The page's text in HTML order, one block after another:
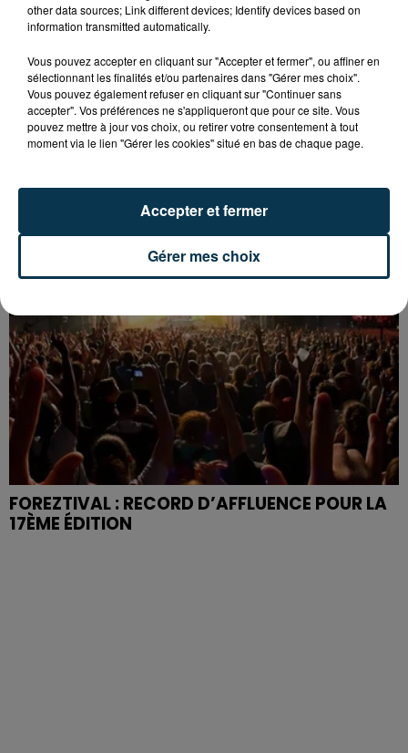
UN CASTING POUR "N’OUBLIEZ PAS LES
FOREZTIVAL : RECORD D’AFFLUENCE POUR LA
17ÈME ÉDITION
other data sources; Link different devices; Identify devices based on
information transmitted automatically.
Vous pouvez accepter en cliquant sur "Accepter et fermer", ou affiner en
sélectionnant les finalités et/ou partenaires dans "Gérer mes choix".
Vous pouvez également refuser en cliquant sur "Continuer sans
accepter". Vos préférences ne s'appliqueront que pour ce site. Vous
pouvez mettre à jour vos choix, ou retirer votre consentement à tout
moment via le lien "Gérer les cookies" situé en bas de chaque page.
Gérer mes choix
Accepter et fermer